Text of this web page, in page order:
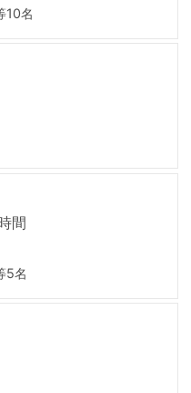
10名
間
5名